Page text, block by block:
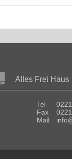
Alles Frei Haus
Tel
Fax
Mail